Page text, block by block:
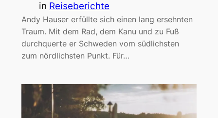
in Reiseberichte
Andy Hauser erfüllte sich einen lang ersehnten
Traum. Mit dem Rad, dem Kanu und zu Fuß
durchquerte er Schweden vom südlichsten
zum nördlichsten Punkt. Für…